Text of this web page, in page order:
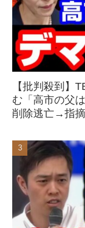
【批判殺到】
む「高市の父
削除逃亡→指摘